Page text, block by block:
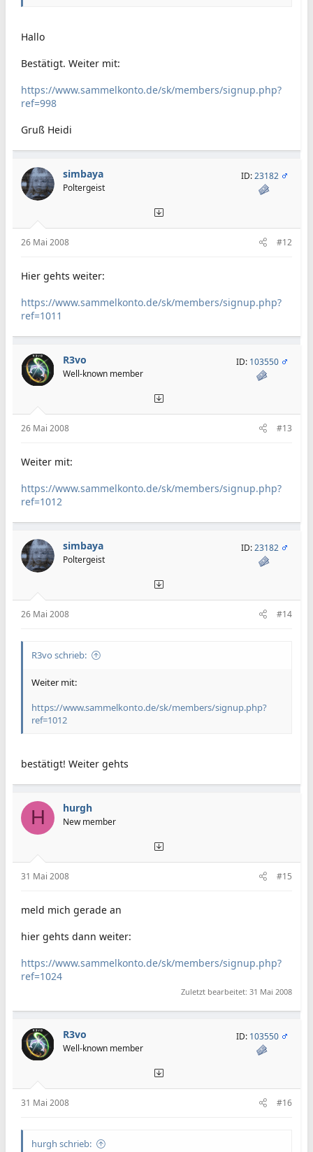
Hallo
Bestätigt. Weiter mit:
https://www.sammelkonto.de/sk/members/signup.php?
ref=998
Gruß Heidi
simbaya
Poltergeist
ID:23182
26 Mai 2008 #12
Hier gehts weiter:
https://www.sammelkonto.de/sk/members/signup.php?
ref=1011
R3vo
Well-known member
ID: 103550
26 Mai 2008 #13
Weiter mit:
https://www.sammelkonto.de/sk/members/signup.php?
ref=1012
simbaya
Poltergeist
ID:23182
26 Mai 2008 #14
R3vo schrieb:
Weiter mit:
https://www.sammelkonto.de/sk/members/signup.php?
ref=1012
bestätigt! Weiter gehts
H hurgh
New member
31 Mai 2008 #15
meld mich gerade an
hier gehts dann weiter:
https://www.sammelkonto.de/sk/members/signup.php?
ref=1024
Zuletzt bearbeitet: 31 Mai 2008
R3vo
Well-known member
ID: 103550
31 Mai 2008 #16
hurgh schrieb: